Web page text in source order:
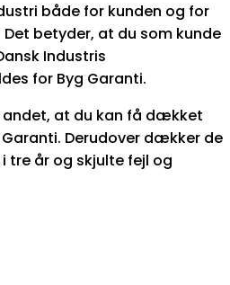
både for kunden og for
betyder, at du som kunde
Industris
for Byg Garanti.
at du kan få dækket
Garanti. Derudover dækker de
tre år og skjulte fejl og